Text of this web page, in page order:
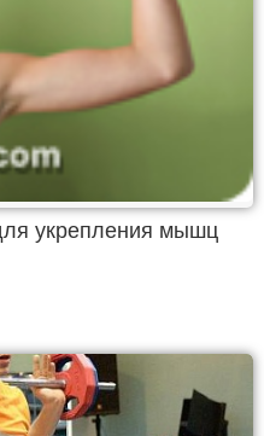
укрепления мышц